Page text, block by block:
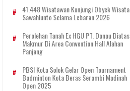
41.448 Wisatawan Kunjungi Obyek Wisata
Sawahlunto Selama Lebaran 2026
Perolehan Tanah Ex HGU PT. Danau Diatas
Makmur Di Area Convention Hall Alahan
Panjang
PBSI Kota Solok Gelar Open Tournament
Badminton Kota Beras Serambi Madinah
Open 2025